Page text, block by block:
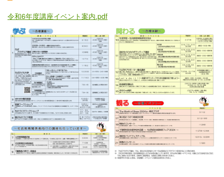
令和6年度講座イベント案内.pdf